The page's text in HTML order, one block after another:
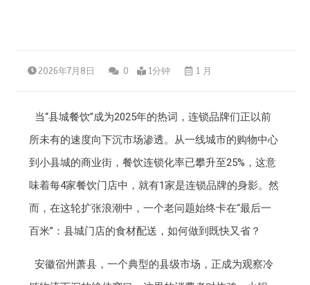
2026年7月8日 0 1分钟 1 月
当“县城餐饮”成为2025年的热词，连锁品牌们正以前
所未有的速度向下沉市场渗透。从一线城市的购物中心
到小县城的商业街，餐饮连锁化率已攀升至25%，这意
味着每4家餐饮门店中，就有1家是连锁品牌的身影。然
而，在这轮扩张浪潮中，一个老问题始终卡在“最后一
百米”：县城门店的食材配送，如何做到既快又省？
安徽宿州萧县，一个典型的县级市场，正成为观察冷